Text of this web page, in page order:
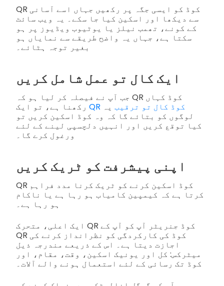
QR کوڈ کو ایسی جگہ پر رکھیں جہاں اسے آسانی
سے دیکھا اور اسکین کیا جا سکے۔ یہ ویب سائٹ
کے کونے، تھمب نیلز یا یوٹیوب ویڈیوز پر ہو
سکتا ہے، جہاں یہ واضح طریقے سے نمایاں ہو
بغیر توجہ ہٹائے۔
ایک کال تو عمل شامل کریں
جب آپ نے فیصلہ کر لیا ہو کہ QR کوڈ کہاں
QR کوڈ کال تو ترقیب یہ
لوگوں کو بتائے گا کہ وہ کوڈ اسکین کریں تو
کیا توقع کریں اور انہیں دلچسپی لینے کے لئے
ورغول کرے گا۔
اپنی پیشرفت کو ٹریک کریں
QR کوڈ اسکین کرنے کو ٹریک کرنا مدد فراہم
کرتا ہے کہ کیمپین کامیاب ہو رہا ہے یا ناکام
ہو رہا ہے۔
ایک اعلی، متحرک QR کوڈ جنریٹر آپ کو آپ کے
QR کوڈ کی کارکردگی کو نظرانداز کرنے کی
اجازت دیتا ہے۔ اس کے ذریعے مندرجہ ذیل
میٹرکس: کل اور یونیک اسکین، وقت، مقام، اور
کوڈ تک رسائی کے لئے استعمال ہونے والے آلات۔